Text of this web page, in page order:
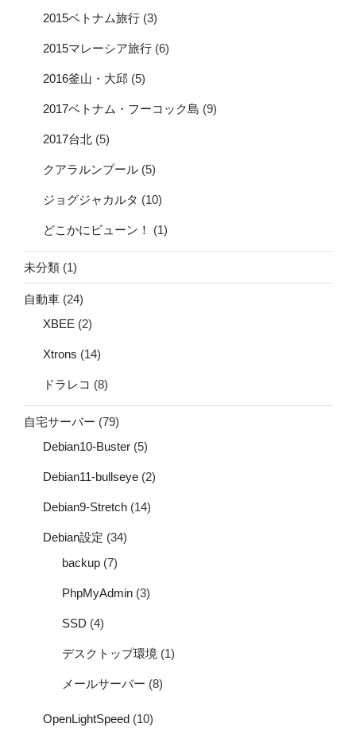
2015ベトナム旅行 (3)
2015マレーシア旅行 (6)
2016釜山・大邱 (5)
2017ベトナム・フーコック島 (9)
2017台北 (5)
クアラルンプール (5)
ジョグジャカルタ (10)
どこかにビューン！ (1)
未分類 (1)
自動車 (24)
XBEE (2)
Xtrons (14)
ドラレコ (8)
自宅サーバー (79)
Debian10-Buster (5)
Debian11-bullseye (2)
Debian9-Stretch (14)
Debian設定 (34)
backup (7)
PhpMyAdmin (3)
SSD (4)
デスクトップ環境 (1)
メールサーバー (8)
OpenLightSpeed (10)